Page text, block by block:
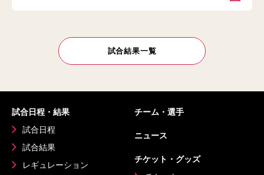
試合結果一覧
試合日程・結果
試合日程
試合結果
レギュレーション
チーム・選手
ニュース
チケット・グッズ